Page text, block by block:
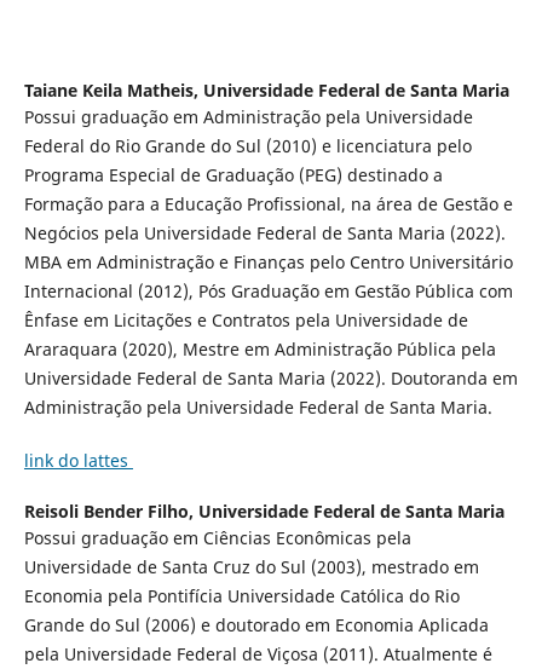
Taiane Keila Matheis, Universidade Federal de Santa Maria
Possui graduação em Administração pela Universidade
Federal do Rio Grande do Sul (2010) e licenciatura pelo
Programa Especial de Graduação (PEG) destinado a
Formação para a Educação Profissional, na área de Gestão e
Negócios pela Universidade Federal de Santa Maria (2022).
MBA em Administração e Finanças pelo Centro Universitário
Internacional (2012), Pós Graduação em Gestão Pública com
Ênfase em Licitações e Contratos pela Universidade de
Araraquara (2020), Mestre em Administração Pública pela
Universidade Federal de Santa Maria (2022). Doutoranda em
Administração pela Universidade Federal de Santa Maria.
link do lattes
Reisoli Bender Filho, Universidade Federal de Santa Maria
Possui graduação em Ciências Econômicas pela
Universidade de Santa Cruz do Sul (2003), mestrado em
Economia pela Pontifícia Universidade Católica do Rio
Grande do Sul (2006) e doutorado em Economia Aplicada
pela Universidade Federal de Viçosa (2011). Atualmente é